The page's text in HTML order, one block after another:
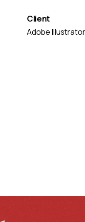
Client
Adobe Illustrator